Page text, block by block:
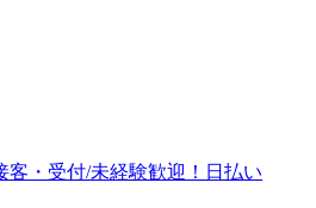
客・受付/未経験歓迎！日払い